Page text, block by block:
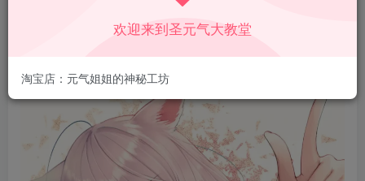
的顾客导购。你投稿，我给奖励，朋友们收获体验，我也增
加经验，多方收益岂不美哉？所以大家要多多投稿，大胆分
享你的使用体验。
欢迎来到圣元气大教堂
淘宝店：元气姐姐的神秘工坊